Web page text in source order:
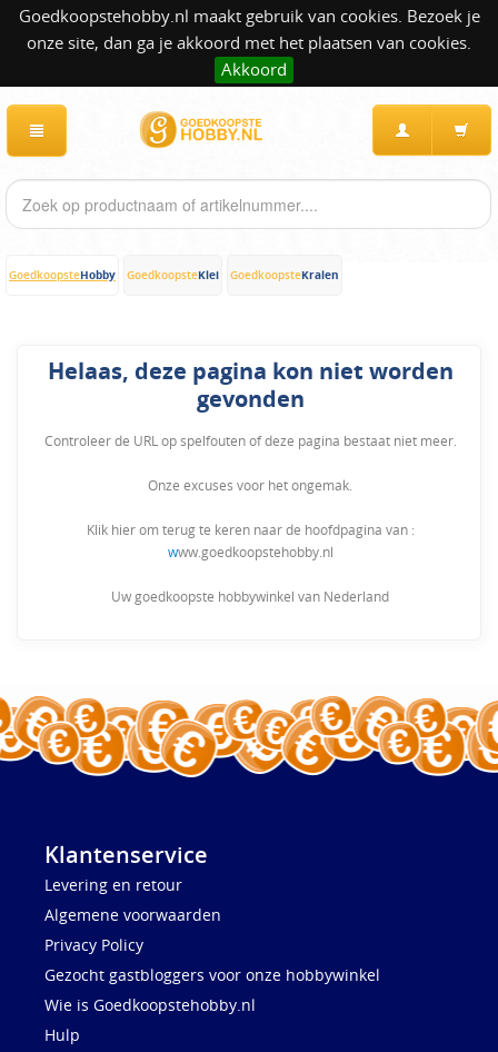
Goedkoopstehobby.nl maakt gebruik van cookies. Bezoek je
onze site, dan ga je akkoord met het plaatsen van cookies.
Akkoord
GoedkoopsteHobby GoedkoopsteKlei GoedkoopsteKralen
Helaas, deze pagina kon niet worden
gevonden
Controleer de URL op spelfouten of deze pagina bestaat niet meer.
Onze excuses voor het ongemak.
Klik hier om terug te keren naar de hoofdpagina van :
www.goedkoopstehobby.nl
Uw goedkoopste hobbywinkel van Nederland
Klantenservice
Levering en retour
Algemene voorwaarden
Privacy Policy
Gezocht gastbloggers voor onze hobbywinkel
Wie is Goedkoopstehobby.nl
Hulp